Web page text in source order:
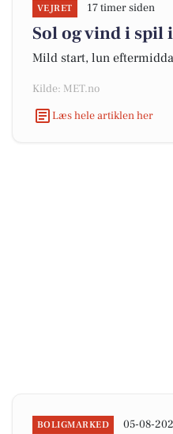
VEJRET 17 timer siden
Sol og vind i spil
Mild start, lun
Kilde: MET.no
Læs hele artiklen her
BOLIGMARKED 05-08-